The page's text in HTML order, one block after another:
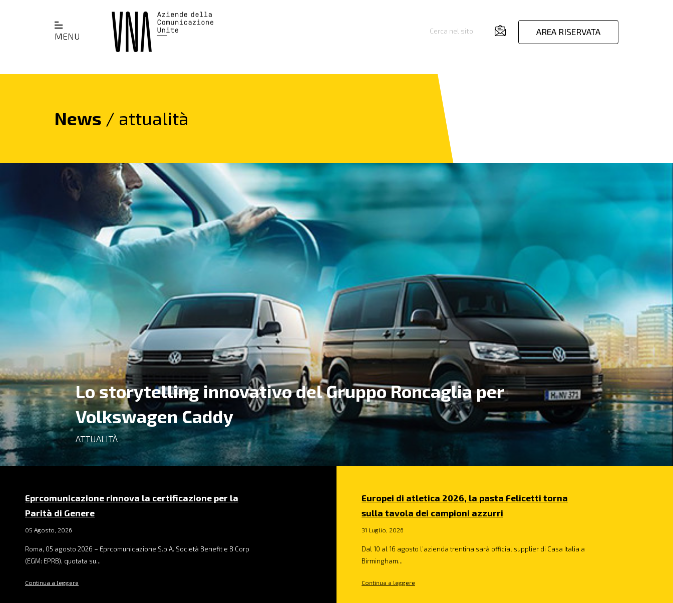
MENU
Cerca nel sito AREA RISERVATA
News / attualità
Lo storytelling innovativo del Gruppo Roncaglia per
Volkswagen Caddy
ATTUALITÀ
Eprcomunicazione rinnova la certificazione per la
Parità di Genere
05 Agosto, 2026
Roma, 05 agosto 2026 – Eprcomunicazione S.p.A. Società Benefit e B Corp
(EGM: EPRB), quotata su...
Continua a leggere
Europei di atletica 2026, la pasta Felicetti torna
sulla tavola dei campioni azzurri
31 Luglio, 2026
Dal 10 al 16 agosto l’azienda trentina sarà official supplier di Casa Italia a
Birmingham...
Continua a leggere